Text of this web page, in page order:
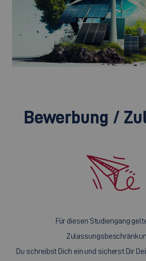
Bewerbung /
Für diesen Studiengang
Du schreibst Dich ein und sicherst Dir